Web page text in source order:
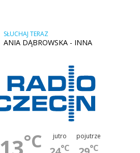
SŁUCHAJ TERAZ
ANIA DĄBROWSKA - INNA
°C jutro
°C
pojutrze
°C